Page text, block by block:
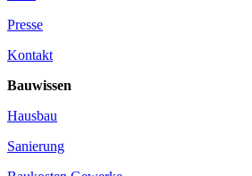
Presse
Kontakt
Bauwissen
Hausbau
Sanierung